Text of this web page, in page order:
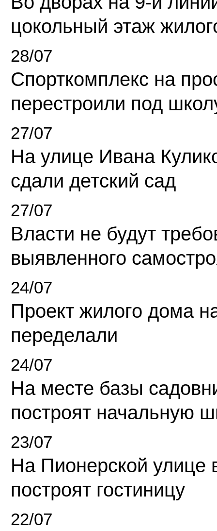
цокольный этаж
28/07
Спорткомплекс на
перестроили под
27/07
На улице Ивана
сдали детский сад
27/07
Власти не будут
выявленного
24/07
Проект жилого дома
переделали
24/07
На месте базы
построят начальную
23/07
На Пионерской улице
построят гостиницу
22/07